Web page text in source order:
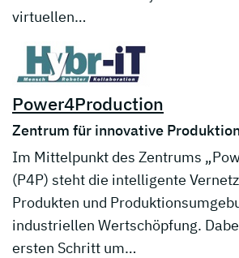
virtuellen…
Power4Production
Zentrum für innovative
Im Mittelpunkt des Zentrums
(P4P) steht die intelligente
Produkten und
industriellen Wertschöpfung.
ersten Schritt um…